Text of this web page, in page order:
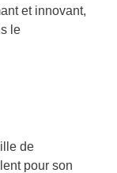
et innovant,
le
de
pour son